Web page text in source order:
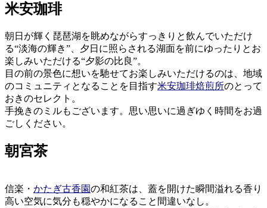
米安珈琲
朝日が輝く琵琶湖を眺めながらすっきりと飲んでいただけ
る“淡海の輝き”、夕日に照らされる湖面を前にゆったりとお
楽しみいただける“夕影の比良”。
目の前の景色に想いを馳せてお楽しみいただけるのは、地域
のコミュニティとなることを目指す米安珈琲焙煎所のとって
おきのセレクト。
手挽きのミルもございます。思い思いに過ぎゆく時間をお過
ごしください。
朝宮茶
信楽・ かたぎ古香園の和紅茶は、蓋を開けた瞬間溢れる香り
高い空気に気分も穏やかになること間違いなし。